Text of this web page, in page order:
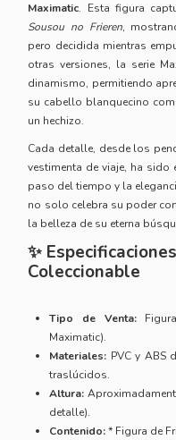
Maximatic. Esta figura
Sousou no Frieren,
pero decidida mientras
otras versiones, la serie
dinamismo, permitiendo
su cabello blanquecino
un hechizo.
Cada detalle, desde los
vestimenta de viaje, ha
paso del tiempo y la
no solo celebra su poder
la belleza de su eterna
✨
Coleccionable
Tipo de Venta:
Maximatic).
Materiales: PVC y ABS
traslúcidos.
Altura:
detalle).
Contenido:* Figura de